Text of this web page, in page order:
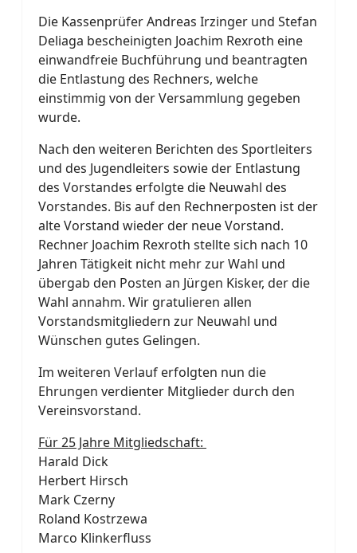
Die Kassenprüfer Andreas Irzinger und Stefan
Deliaga bescheinigten Joachim Rexroth eine
einwandfreie Buchführung und beantragten
die Entlastung des Rechners, welche
einstimmig von der Versammlung gegeben
wurde.
Nach den weiteren Berichten des Sportleiters
und des Jugendleiters sowie der Entlastung
des Vorstandes erfolgte die Neuwahl des
Vorstandes. Bis auf den Rechnerposten ist der
alte Vorstand wieder der neue Vorstand.
Rechner Joachim Rexroth stellte sich nach 10
Jahren Tätigkeit nicht mehr zur Wahl und
übergab den Posten an Jürgen Kisker, der die
Wahl annahm. Wir gratulieren allen
Vorstandsmitgliedern zur Neuwahl und
Wünschen gutes Gelingen.
Im weiteren Verlauf erfolgten nun die
Ehrungen verdienter Mitglieder durch den
Vereinsvorstand.
Für 25 Jahre Mitgliedschaft:
Harald Dick
Herbert Hirsch
Mark Czerny
Roland Kostrzewa
Marco Klinkerfluss